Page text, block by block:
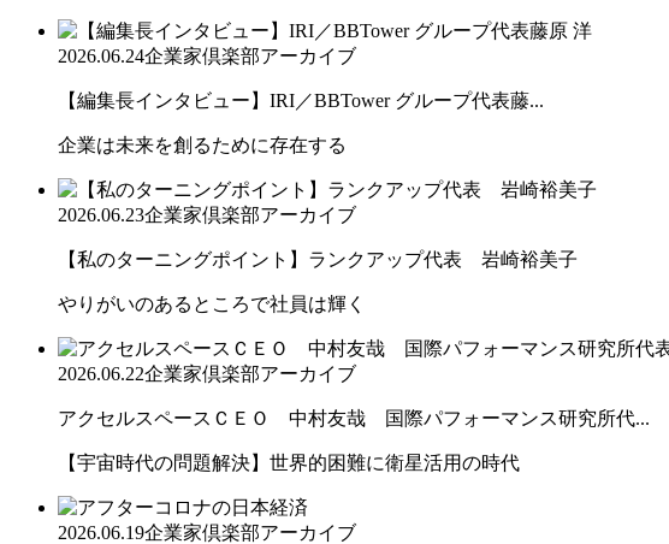
2026.06.24企業家倶楽部アーカイブ
【編集長インタビュー】IRI／BBTower グループ代表藤...
企業は未来を創るために存在する
2026.06.23企業家倶楽部アーカイブ
【私のターニングポイント】ランクアップ代表 岩崎裕美子
やりがいのあるところで社員は輝く
2026.06.22企業家倶楽部アーカイブ
アクセルスペースＣＥＯ 中村友哉 国際パフォーマンス研究所代...
【宇宙時代の問題解決】世界的困難に衛星活用の時代
2026.06.19企業家倶楽部アーカイブ